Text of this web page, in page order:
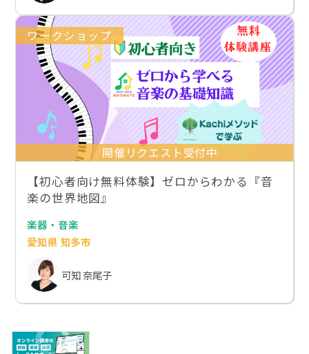
ワークショップ
開催リクエスト受付中
【初心者向け無料体験】ゼロからわかる『音
楽の世界地図』
楽器・音楽
愛知県 知多市
可知 奈尾子